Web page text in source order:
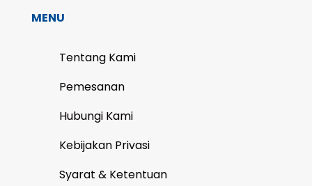
MENU
Tentang Kami
Pemesanan
Hubungi Kami
Kebijakan Privasi
Syarat & Ketentuan